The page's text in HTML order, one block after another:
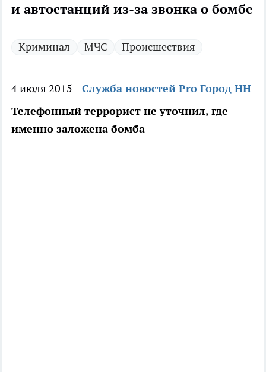
и автостанций из-за звонка о бомбе
Криминал МЧС Происшествия
4 июля 2015
Служба новостей Pro Город НН
Телефонный террорист не уточнил, где
именно заложена бомба